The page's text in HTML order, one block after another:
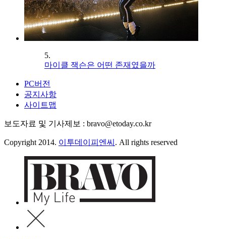
5.
마이클 잭슨은 어떤 존재였을까
PC버전
공지사항
사이트맵
보도자료 및 기사제보 : bravo@etoday.co.kr
Copyright 2014. 이투데이피엔씨 . All rights reserved